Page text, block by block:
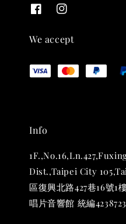
We accept
Info
Dist.,Taipei City
區復興北路427巷16號1
唱片音響館 統編